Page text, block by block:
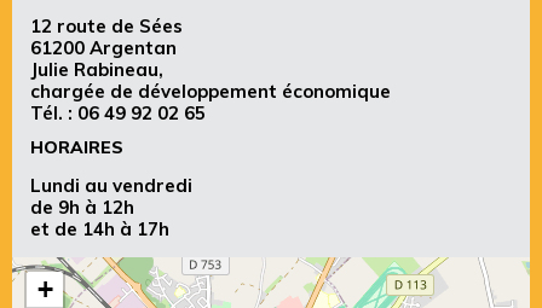
12 route de Sées
61200 Argentan
Julie Rabineau,
chargée de développement économique
Tél. : 06 49 92 02 65
HORAIRES
Lundi au vendredi
de 9h à 12h
et de 14h à 17h
+